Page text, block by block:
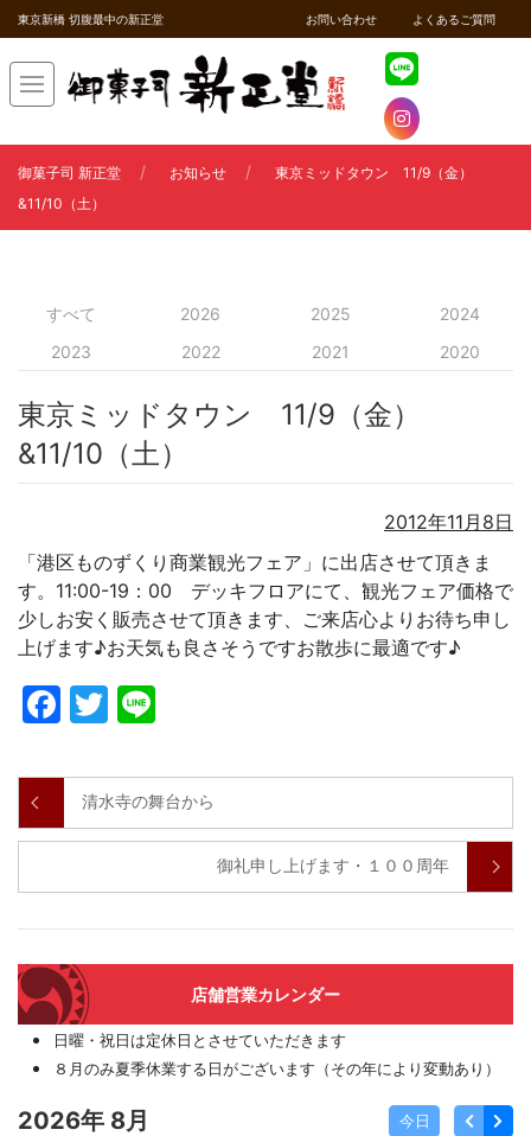
東京新橋 切腹最中の新正堂 お問い合わせ よくあるご質問
御菓子司 新正堂 お知らせ
東京ミッドタウン 11/9（金）
&11/10（土）
すべて 2026 2025
2024
2023
2022 2021 2020
東京ミッドタウン 11/9（金）
&11/10（土）
2012年11月8日
「港区ものずくり商業観光フェア」に出店させて頂きま
す。11:00-19：00 デッキフロアにて、観光フェア価格で
少しお安く販売させて頂きます、ご来店心よりお待ち申し
上げます♪お天気も良さそうですお散歩に最適です♪
Facebook
Twitter
清水寺の舞台から
御礼申し上げます・１００周年
店舗営業カレンダー
日曜・祝日は定休日とさせていただきます
８月のみ夏季休業する日がございます（その年により変動あり）
2026年 8月 今日